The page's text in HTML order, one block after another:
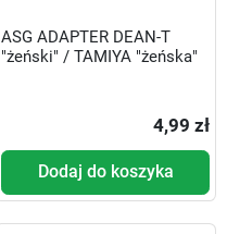
ASG ADAPTER DEAN-T
"żeński" / TAMIYA "żeńska"
4,99 zł
Dodaj do koszyka